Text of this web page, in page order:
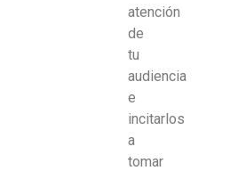
atención
de
tu
audiencia
e
incitarlos
a
tomar